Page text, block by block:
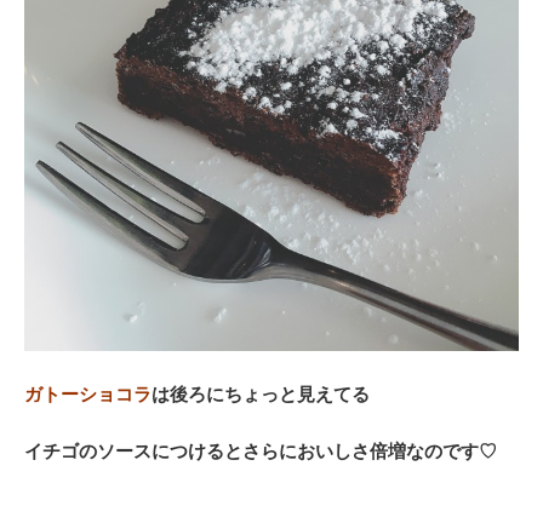
ガトーショコラは後ろにちょっと見えてる
イチゴのソースにつけるとさらにおいしさ倍増なのです♡